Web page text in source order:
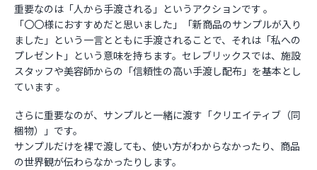
重要なのは「人から手渡される」というアクションです 。
「〇〇様におすすめだと思いました」「新商品のサンプルが入り
ました」という一言とともに手渡されることで、それは「私への
プレゼント」という意味を持ちます。セレブリックスでは、施設
スタッフや美容師からの「信頼性の高い手渡し配布」を基本とし
ています 。
さらに重要なのが、サンプルと一緒に渡す「クリエイティブ（同
梱物）」です。
サンプルだけを裸で渡しても、使い方がわからなかったり、商品
の世界観が伝わらなかったりします。